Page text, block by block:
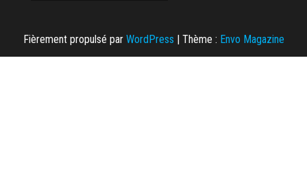
Fièrement propulsé par WordPress Thème : Envo Magazine